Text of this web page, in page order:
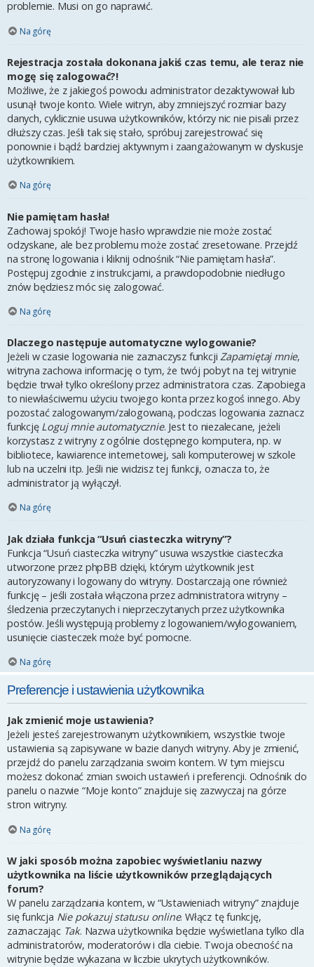
problemie. Musi on go naprawić.
Na górę
Rejestracja została dokonana jakiś czas temu, ale teraz nie
mogę się zalogować?!
Możliwe, że z jakiegoś powodu administrator dezaktywował lub
usunął twoje konto. Wiele witryn, aby zmniejszyć rozmiar bazy
danych, cyklicznie usuwa użytkowników, którzy nic nie pisali przez
dłuższy czas. Jeśli tak się stało, spróbuj zarejestrować się
ponownie i bądź bardziej aktywnym i zaangażowanym w dyskusje
użytkownikiem.
Na górę
Nie pamiętam hasła!
Zachowaj spokój! Twoje hasło wprawdzie nie może zostać
odzyskane, ale bez problemu może zostać zresetowane. Przejdź
na stronę logowania i kliknij odnośnik “Nie pamiętam hasła”.
Postępuj zgodnie z instrukcjami, a prawdopodobnie niedługo
znów będziesz móc się zalogować.
Na górę
Dlaczego następuje automatyczne wylogowanie?
Jeżeli w czasie logowania nie zaznaczysz funkcjiZapamiętaj mnie,
witryna zachowa informację o tym, że twój pobyt na tej witrynie
będzie trwał tylko określony przez administratora czas. Zapobiega
to niewłaściwemu użyciu twojego konta przez kogoś innego. Aby
pozostać zalogowanym/zalogowaną, podczas logowania zaznacz
funkcję Loguj mnie automatycznie. Jest to niezalecane, jeżeli
korzystasz z witryny z ogólnie dostępnego komputera, np. w
bibliotece, kawiarence internetowej, sali komputerowej w szkole
lub na uczelni itp. Jeśli nie widzisz tej funkcji, oznacza to, że
administrator ją wyłączył.
Na górę
Jak działa funkcja “Usuń ciasteczka witryny”?
Funkcja “Usuń ciasteczka witryny” usuwa wszystkie ciasteczka
utworzone przez phpBB dzięki, którym użytkownik jest
autoryzowany i logowany do witryny. Dostarczają one również
funkcję – jeśli została włączona przez administratora witryny –
śledzenia przeczytanych i nieprzeczytanych przez użytkownika
postów. Jeśli występują problemy z logowaniem/wylogowaniem,
usunięcie ciasteczek może być pomocne.
Na górę
Preferencje i ustawienia użytkownika
Jak zmienić moje ustawienia?
Jeżeli jesteś zarejestrowanym użytkownikiem, wszystkie twoje
ustawienia są zapisywane w bazie danych witryny. Aby je zmienić,
przejdź do panelu zarządzania swoim kontem. W tym miejscu
możesz dokonać zmian swoich ustawień i preferencji. Odnośnik do
panelu o nazwie “Moje konto” znajduje się zazwyczaj na górze
stron witryny.
Na górę
W jaki sposób można zapobiec wyświetlaniu nazwy
użytkownika na liście użytkowników przeglądających
forum?
W panelu zarządzania kontem, w “Ustawieniach witryny” znajduje
się funkcja Nie pokazuj statusu online. Włącz tę funkcję,
zaznaczając Tak. Nazwa użytkownika będzie wyświetlana tylko dla
administratorów, moderatorów i dla ciebie. Twoja obecność na
witrynie będzie wykazana w liczbie ukrytych użytkowników.